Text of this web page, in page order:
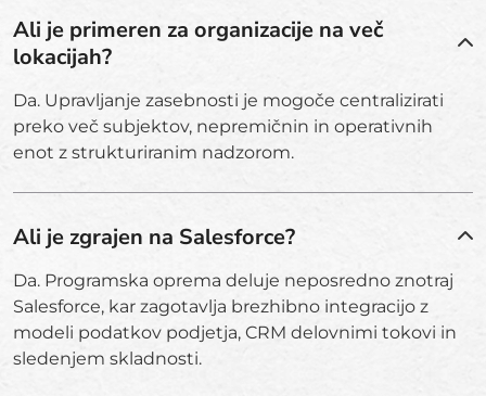
Ali je primeren za organizacije na več
lokacijah?
Da. Upravljanje zasebnosti je mogoče centralizirati
preko več subjektov, nepremičnin in operativnih
enot z strukturiranim nadzorom.
Ali je zgrajen na Salesforce?
Da. Programska oprema deluje neposredno znotraj
Salesforce, kar zagotavlja brezhibno integracijo z
modeli podatkov podjetja, CRM delovnimi tokovi in
sledenjem skladnosti.